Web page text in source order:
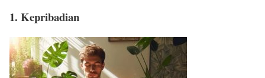
1. Kepribadian